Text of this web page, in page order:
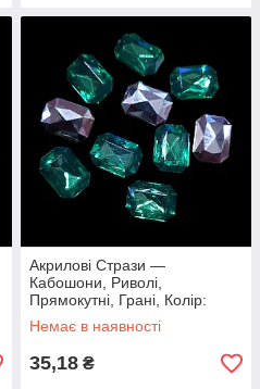
Акрилові Стрази —
Кабошони, Риволі,
Прямокутні, Грані, Колір:
Смарагд, 18х13х5мм, (10 шт.)
Немає в наявності
35,18 ₴